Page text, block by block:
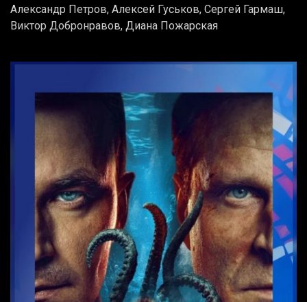
Александр Петров, Алексей Гуськов, Сергей Гармаш,
Виктор Добронравов, Диана Пожарская